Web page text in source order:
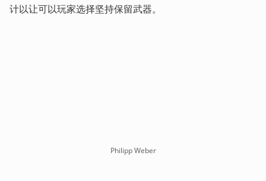
计以让可以玩家选择坚持保留武器。
Philipp Weber